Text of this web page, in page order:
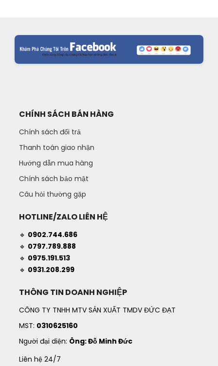
CHÍNH SÁCH BÁN HÀNG
Chính sách đổi trả
Thanh toán giao nhận
Hướng dẫn mua hàng
Chính sách bảo mật
Câu hỏi thường gặp
HOTLINE/ZALO LIÊN HỆ
🔹 0902.744.686
🔹 0797.789.888
🔹 0975.191.513
🔹 0931.208.299
THÔNG TIN DOANH NGHIỆP
CÔNG TY TNHH MTV SẢN XUẤT TMDV ĐỨC ĐẠT
MST: 0310625160
Người đại diện: Ông: Đỗ Minh Đức
Liên hệ 24/7